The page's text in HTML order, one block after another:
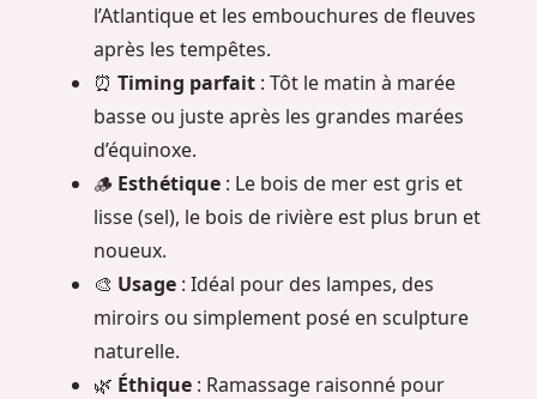
l’Atlantique et les embouchures de fleuves
après les tempêtes.
⏰ Timing parfait : Tôt le matin à marée
basse ou juste après les grandes marées
d’équinoxe.
🪵 Esthétique : Le bois de mer est gris et
lisse (sel), le bois de rivière est plus brun et
noueux.
🎨 Usage : Idéal pour des lampes, des
miroirs ou simplement posé en sculpture
naturelle.
🌿 Éthique : Ramassage raisonné pour